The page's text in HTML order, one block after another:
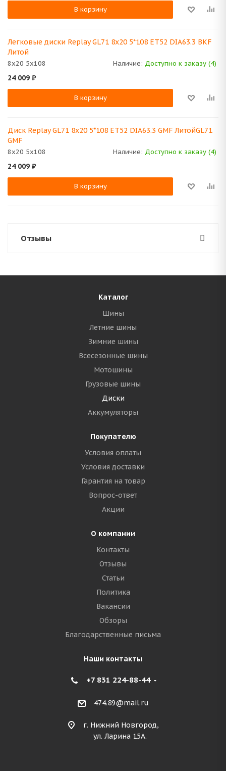
В корзину
Легковые диски Replay GL71 8x20 5*108 ET52 DIA63.3 BKF
Литой
8x20 5x108 Наличие: Доступно к заказу (4)
24 009 ₽
В корзину
Диск Replay GL71 8x20 5*108 ET52 DIA63.3 GMF ЛитойGL71
GMF
8x20 5x108 Наличие: Доступно к заказу (4)
24 009 ₽
В корзину
Отзывы
Каталог
Шины
Летние шины
Зимние шины
Всесезонные шины
Мотошины
Грузовые шины
Диски
Аккумуляторы
Покупателю
Условия оплаты
Условия доставки
Гарантия на товар
Вопрос-ответ
Акции
О компании
Контакты
Отзывы
Статьи
Политика
Вакансии
Обзоры
Благодарственные письма
Наши контакты
+7 831 224-88-44
474.89@mail.ru
г. Нижний Новгород,
ул. Ларина 15А.